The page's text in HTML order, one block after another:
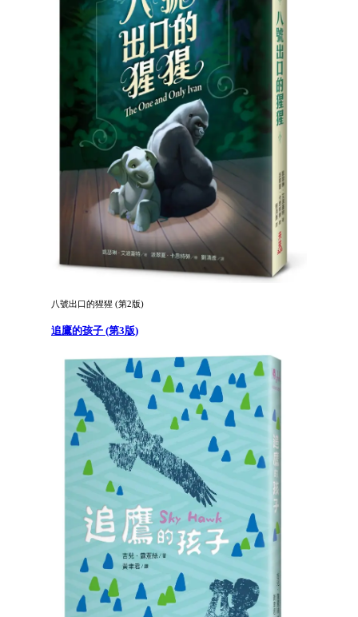
八號出口的猩猩 (第2版)
追鷹的孩子 (第3版)